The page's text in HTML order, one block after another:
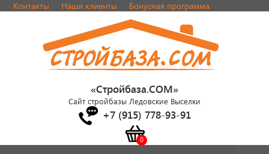
Контакты Наши клиенты Бонусная программа
«Стройбаза.COM»
Сайт стройбазы Ледовские Выселки
+7 (915) 778-93-91